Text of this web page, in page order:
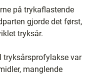
på trykaflastende
gjorde det først,
tryksår.
tryksårsprofylakse var
manglende